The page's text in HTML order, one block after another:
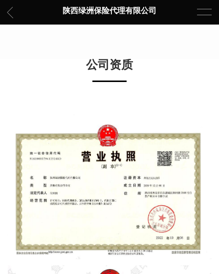
陕西绿洲保险代理有限公司
公司资质